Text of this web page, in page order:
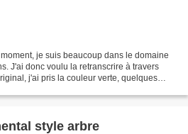
je suis beaucoup dans le domaine
J'ai donc voulu la retranscrire à travers
j'ai pris la couleur verte, quelques
style arbre